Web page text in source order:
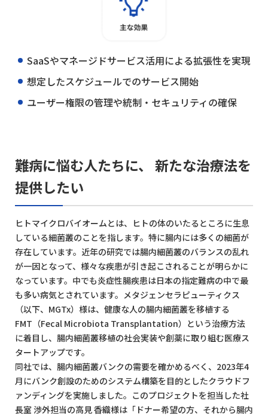
SaaSやマネージドサービス活用による拡張性を実現
想定したスケジュールでのサービス開始
ユーザー権限の管理や統制・セキュリティの確保
難病に悩む人たちに、 新たな治療法を
提供したい
ヒトマイクロバイオームとは、ヒトの体のいたるところに生息
している細菌叢のことを指します。特に腸内には多くの細菌が
存在しています。近年の研究では腸内細菌叢のバランスの乱れ
が一因となって、様々な疾患が引き起こされることが明らかに
なっています。中でも炎症性腸疾患は日本の指定難病の中で最
も多い病気とされています。メタジェンセラピューティクス
（以下、MGTx）様は、健康な人の腸内細菌叢を移植する
FMT（Fecal Microbiota Transplantation）という治療方法
に着目し、腸内細菌叢移植の社会実装や創薬に取り組む医療ス
タートアップです。
同社では、腸内細菌叢バンクの需要を確かめるべく、2023年4
月にバンク創設のためのシステム構築を目的としたクラウドフ
ァンディングを実施しました。このプロジェクトを担当した社
長室 渉外担当の高見 香織様は「ドナー希望の方、それから腸内